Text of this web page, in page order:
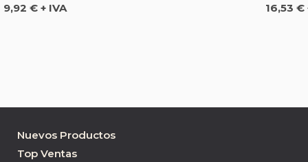
Precio
9,92 € + IVA Precio
16,53 €
Nuevos Productos
Top Ventas